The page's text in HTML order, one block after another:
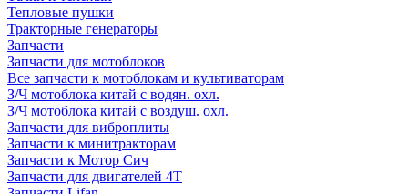
Тепловые пушки
Тракторные генераторы
Запчасти
Запчасти для мотоблоков
Все запчасти к мотоблокам и культиваторам
З/Ч мотоблока китай с водян. охл.
З/Ч мотоблока китай с воздуш. охл.
Запчасти для виброплиты
Запчасти к минитракторам
Запчасти к Мотор Сич
Запчасти для двигателей 4Т